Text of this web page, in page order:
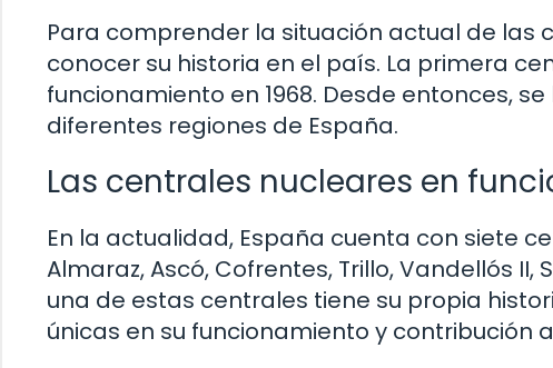
Para comprender la situación actual de las
conocer su historia en el país. La primera
funcionamiento en 1968. Desde entonces,
diferentes regiones de España.
Las centrales nucleares en
En la actualidad, España cuenta con siete
Almaraz, Ascó, Cofrentes, Trillo, Vandellós
una de estas centrales tiene su propia
únicas en su funcionamiento y contribución